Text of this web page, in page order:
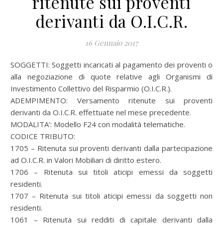
derivanti da O.I.C.R.
16 Gennaio 2017
SOGGETTI: Soggetti incaricati al pagamento dei proventi o
alla negoziazione di quote relative agli Organismi di
Investimento Collettivo del Risparmio (O.I.C.R.).
ADEMPIMENTO: Versamento ritenute sui proventi
derivanti da O.I.C.R. effettuate nel mese precedente.
MODALITA’: Modello F24 con modalità telematiche.
CODICE TRIBUTO:
1705 – Ritenuta sui proventi derivanti dalla partecipazione
ad O.I.C.R. in Valori Mobiliari di diritto estero.
1706 – Ritenuta sui titoli aticipi emessi da soggetti
residenti.
1707 – Ritenuta sui titoli aticipi emessi da soggetti non
residenti.
1061 – Ritenuta sui redditi di capitale derivanti dalla